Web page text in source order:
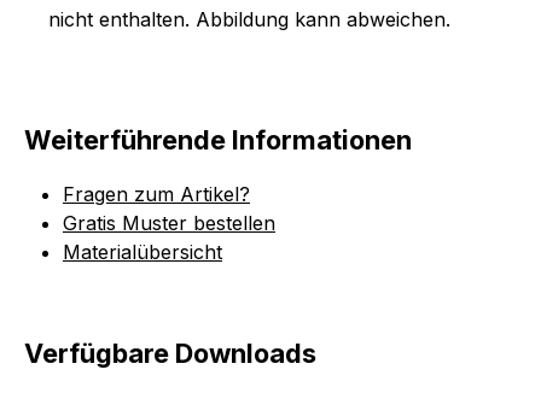
nicht enthalten. Abbildung kann abweichen.
Weiterführende Informationen
Fragen zum Artikel?
Gratis Muster bestellen
Materialübersicht
Verfügbare Downloads